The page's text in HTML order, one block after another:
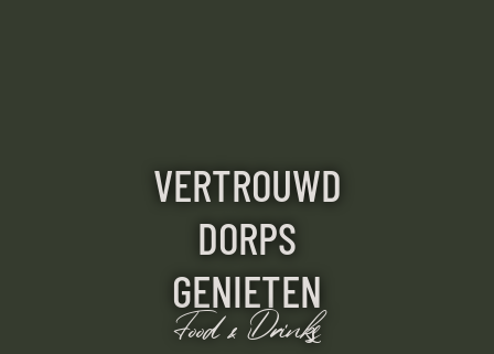
VERTROUWD
DORPS
GENIETEN
Food & Drinks